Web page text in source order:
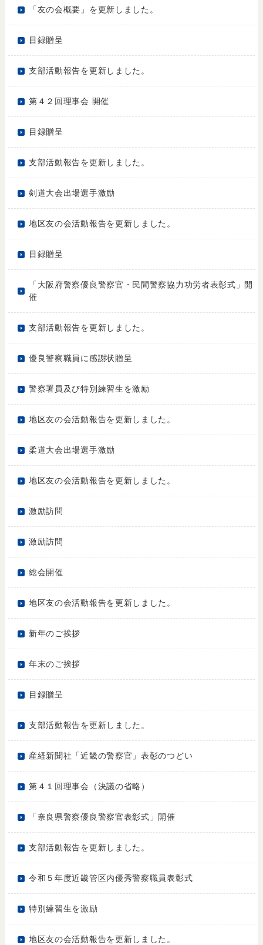
「友の会概要」を更新しました。
目録贈呈
支部活動報告を更新しました。
第４２回理事会 開催
目録贈呈
支部活動報告を更新しました。
剣道大会出場選手激励
地区友の会活動報告を更新しました。
目録贈呈
「大阪府警察優良警察官・民間警察協力功労者表彰式」開
催
支部活動報告を更新しました。
優良警察職員に感謝状贈呈
警察署員及び特別練習生を激励
地区友の会活動報告を更新しました。
柔道大会出場選手激励
地区友の会活動報告を更新しました。
激励訪問
激励訪問
総会開催
地区友の会活動報告を更新しました。
新年のご挨拶
年末のご挨拶
目録贈呈
支部活動報告を更新しました。
産経新聞社「近畿の警察官」表彰のつどい
第４１回理事会（決議の省略）
「奈良県警察優良警察官表彰式」開催
支部活動報告を更新しました。
令和５年度近畿管区内優秀警察職員表彰式
特別練習生を激励
地区友の会活動報告を更新しました。